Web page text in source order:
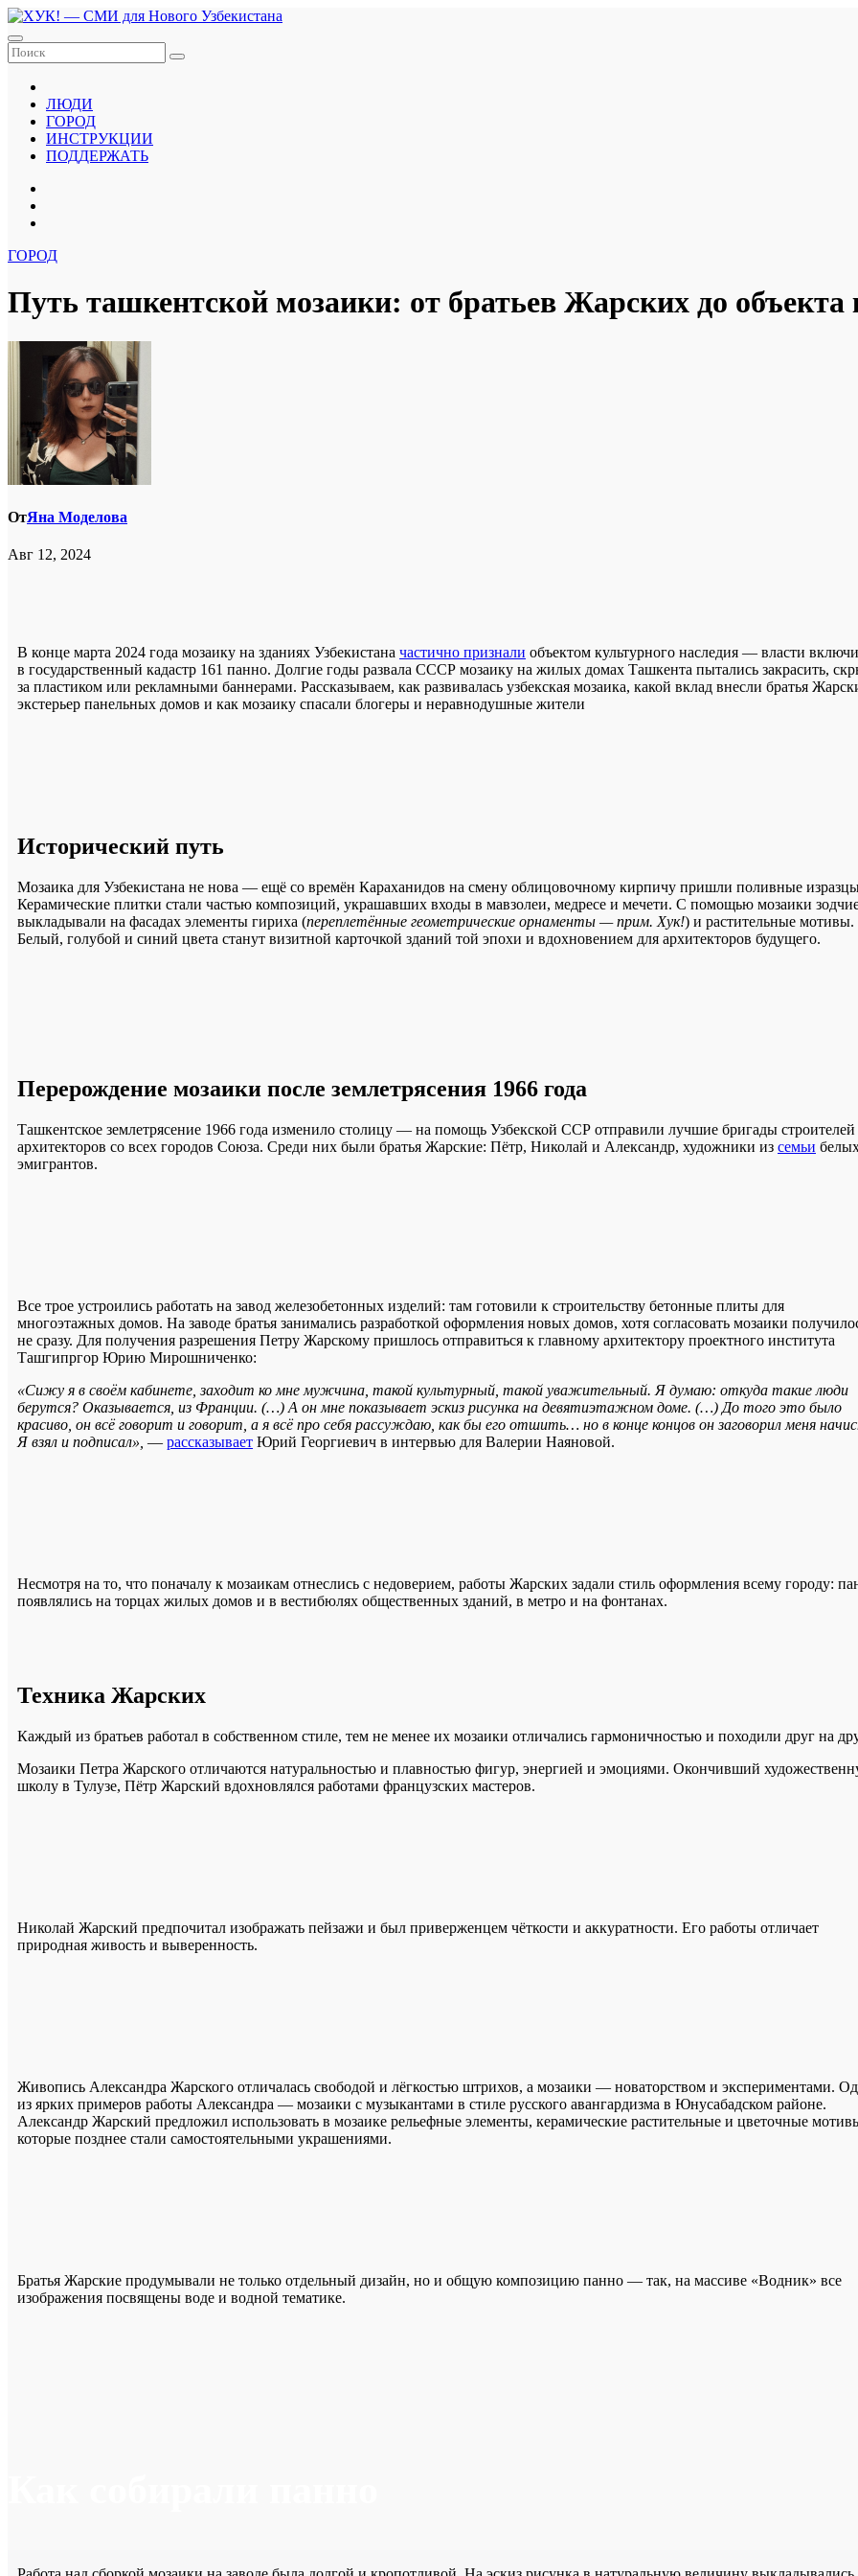
Перейти
к
содержанию
ЛЮДИ
ГОРОД
ИНСТРУКЦИИ
ПОДДЕРЖАТЬ
ГОРОД
Путь ташкентской мозаики: от братьев Жарских до объекта
ОтЯна Моделова
Авг 12, 2024
В конце марта 2024 года мозаику на зданиях Узбекистана частично признали объектом культурного наследия — власти
в государственный кадастр 161 панно. Долгие годы развала СССР мозаику на жилых домах Ташкента пытались закрасить,
за пластиком или рекламными баннерами. Рассказываем, как развивалась узбекская мозаика, какой вклад внесли братья
экстерьер панельных домов и как мозаику спасали блогеры и неравнодушные жители
Исторический путь
Мозаика для Узбекистана не нова — ещё со времён Караханидов на смену облицовочному кирпичу пришли поливные
Керамические плитки стали частью композиций, украшавших входы в мавзолеи, медресе и мечети. С помощью мозаики
выкладывали на фасадах элементы гириха (переплетённые геометрические орнаменты — прим. Хук!) и растительные мотивы.
Белый, голубой и синий цвета станут визитной карточкой зданий той эпохи и вдохновением для архитекторов будущего.
Перерождение мозаики после землетрясения 1966 года
Ташкентское землетрясение 1966 года изменило столицу — на помощь Узбекской ССР отправили лучшие бригады строителей
архитекторов со всех городов Союза. Среди них были братья Жарские: Пётр, Николай и Александр, художники из семьи
эмигрантов.
Все трое устроились работать на завод железобетонных изделий: там готовили к строительству бетонные плиты для
многоэтажных домов. На заводе братья занимались разработкой оформления новых домов, хотя согласовать мозаики
не сразу. Для получения разрешения Петру Жарскому пришлось отправиться к главному архитектору проектного института
Ташгипргор Юрию Мирошниченко:
«Сижу я в своём кабинете, заходит ко мне мужчина, такой культурный, такой уважительный. Я думаю: откуда такие люди
берутся? Оказывается, из Франции. (…) А он мне показывает эскиз рисунка на девятиэтажном доме. (…) До того это было
красиво, он всё говорит и говорит, а я всё про себя рассуждаю, как бы его отшить… но в конце концов он заговорил меня
Я взял и подписал», — рассказывает Юрий Георгиевич в интервью для Валерии Наяновой.
Несмотря на то, что поначалу к мозаикам отнеслись с недоверием, работы Жарских задали стиль оформления всему городу:
появлялись на торцах жилых домов и в вестибюлях общественных зданий, в метро и на фонтанах.
Техника Жарских
Каждый из братьев работал в собственном стиле, тем не менее их мозаики отличались гармоничностью и походили друг на
Мозаики Петра Жарского отличаются натуральностью и плавностью фигур, энергией и эмоциями. Окончивший
школу в Тулузе, Пётр Жарский вдохновлялся работами французских мастеров.
Николай Жарский предпочитал изображать пейзажи и был приверженцем чёткости и аккуратности. Его работы отличает
природная живость и выверенность.
Живопись Александра Жарского отличалась свободой и лёгкостью штрихов, а мозаики — новаторством и экспериментами.
из ярких примеров работы Александра — мозаики с музыкантами в стиле русского авангардизма в Юнусабадском районе.
Александр Жарский предложил использовать в мозаике рельефные элементы, керамические растительные и цветочные
которые позднее стали самостоятельными украшениями.
Братья Жарские продумывали не только отдельный дизайн, но и общую композицию панно — так, на массиве «Водник» все
изображения посвящены воде и водной тематике.